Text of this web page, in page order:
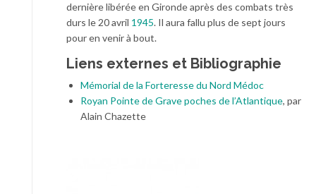
dernière libérée en Gironde après des combats très
durs le 20 avril 1945. Il aura fallu plus de sept jours
pour en venir à bout.
Liens externes et Bibliographie
Mémorial de la Forteresse du Nord Médoc
Royan Pointe de Grave poches de l’Atlantique, par
Alain Chazette